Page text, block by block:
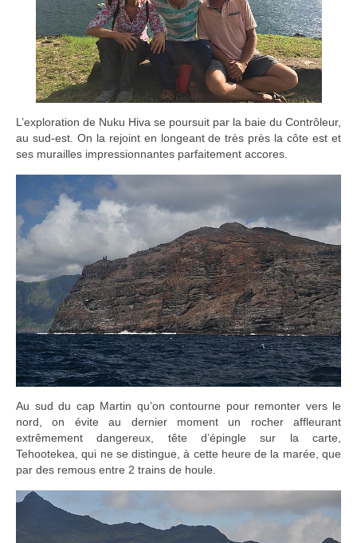
L’exploration de Nuku Hiva se poursuit par la baie du Contrôleur,
au sud-est. On la rejoint en longeant de très près la côte est et
ses murailles impressionnantes parfaitement accores.
Au sud du cap Martin qu’on contourne pour remonter vers le
nord, on évite au dernier moment un rocher affleurant
extrêmement dangereux, tête d’épingle sur la carte,
Tehootekea, qui ne se distingue, à cette heure de la marée, que
par des remous entre 2 trains de houle.